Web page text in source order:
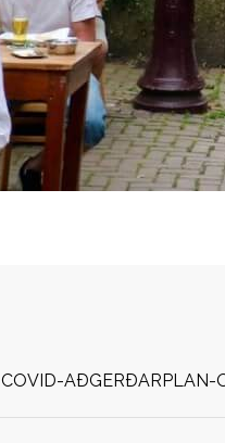
COVID-AÐGERÐARPLAN-